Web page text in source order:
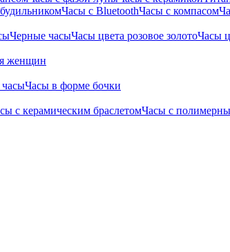
Часы с BluetoothЧасы с компасом
Черные часыЧасы цвета розовое золотоЧасы
женщин
Часы в форме бочки
с керамическим браслетомЧасы с